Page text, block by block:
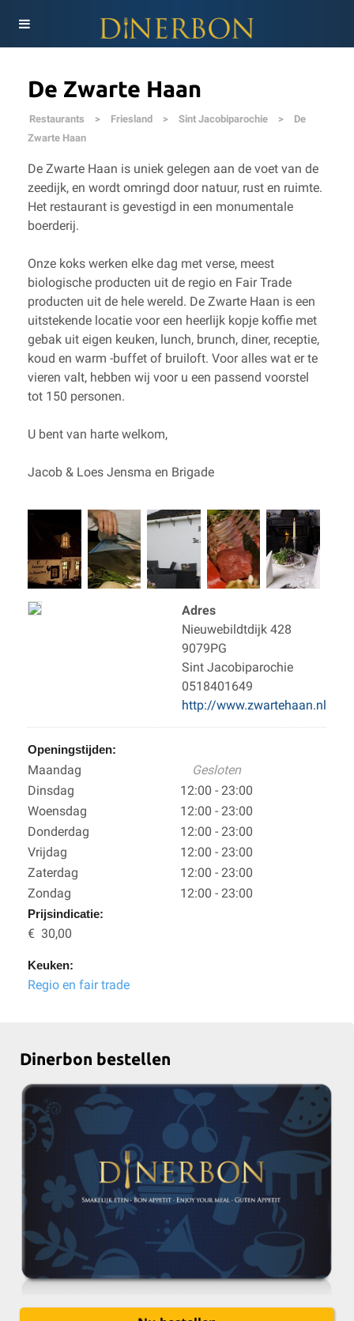
De Zwarte Haan
Restaurants > Friesland > Sint Jacobiparochie >
De
Zwarte Haan
De Zwarte Haan is uniek gelegen aan de voet van de
zeedijk, en wordt omringd door natuur, rust en ruimte.
Het restaurant is gevestigd in een monumentale
boerderij.
Onze koks werken elke dag met verse, meest
biologische producten uit de regio en Fair Trade
producten uit de hele wereld. De Zwarte Haan is een
uitstekende locatie voor een heerlijk kopje koffie met
gebak uit eigen keuken, lunch, brunch, diner, receptie,
koud en warm -buffet of bruiloft. Voor alles wat er te
vieren valt, hebben wij voor u een passend voorstel
tot 150 personen.
U bent van harte welkom,
Jacob & Loes Jensma en Brigade
Adres
Nieuwebildtdijk 428
9079PG
Sint Jacobiparochie
0518401649
http://www.zwartehaan.nl
Openingstijden:
Maandag
Gesloten
Dinsdag
12:00 - 23:00
Woensdag
12:00 - 23:00
Donderdag
12:00 - 23:00
Vrijdag
12:00 - 23:00
Zaterdag
12:00 - 23:00
Zondag
12:00 - 23:00
Prijsindicatie:
€ 30,00
Keuken:
Regio en fair trade
Dinerbon bestellen